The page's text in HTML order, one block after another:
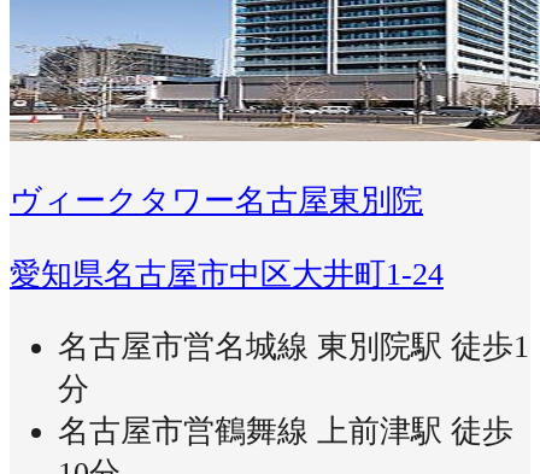
ヴィークタワー名古屋東別院
愛知県名古屋市中区大井町1-24
名古屋市営名城線 東別院駅 徒歩1
分
名古屋市営鶴舞線 上前津駅 徒歩